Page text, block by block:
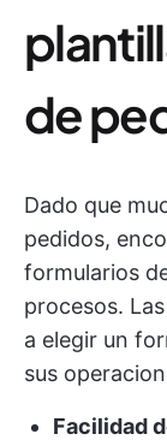
de
Dado que
pedidos,
formularios
procesos.
a elegir un
sus
Facilidad